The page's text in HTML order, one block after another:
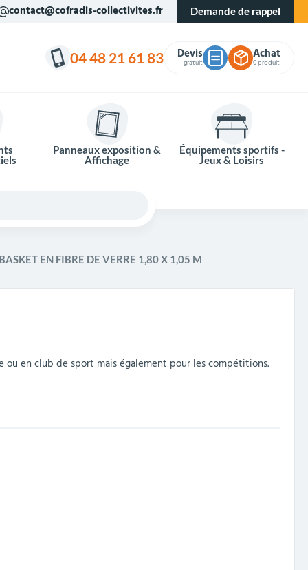
contact@cofradis-collectivites.fr Demande de rappel
04 48 21 61 83 Devis
gratuit
Achat
0 produit
Panneaux exposition &
Affichage
Équipements sportifs -
Jeux & Loisirs
EN FIBRE DE VERRE 1,80 X 1,05 M
ou en club de sport mais également pour les compétitions.